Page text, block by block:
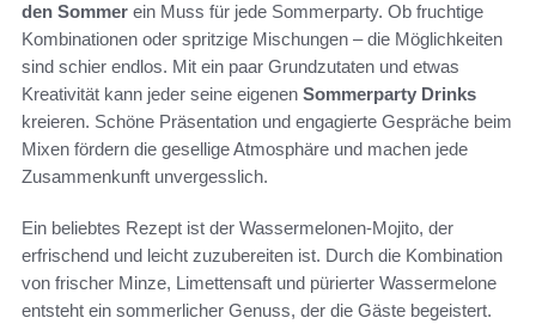
den Sommer ein Muss für jede Sommerparty. Ob fruchtige
Kombinationen oder spritzige Mischungen – die Möglichkeiten
sind schier endlos. Mit ein paar Grundzutaten und etwas
Kreativität kann jeder seine eigenen Sommerparty Drinks
kreieren. Schöne Präsentation und engagierte Gespräche beim
Mixen fördern die gesellige Atmosphäre und machen jede
Zusammenkunft unvergesslich.
Ein beliebtes Rezept ist der Wassermelonen-Mojito, der
erfrischend und leicht zuzubereiten ist. Durch die Kombination
von frischer Minze, Limettensaft und pürierter Wassermelone
entsteht ein sommerlicher Genuss, der die Gäste begeistert.